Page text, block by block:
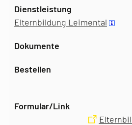
Elternbildung Leimental